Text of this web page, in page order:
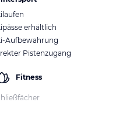
erhältlich
Aufbewahrung
Pistenzugang
Fitness